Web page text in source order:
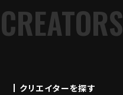
クリエイターを探す